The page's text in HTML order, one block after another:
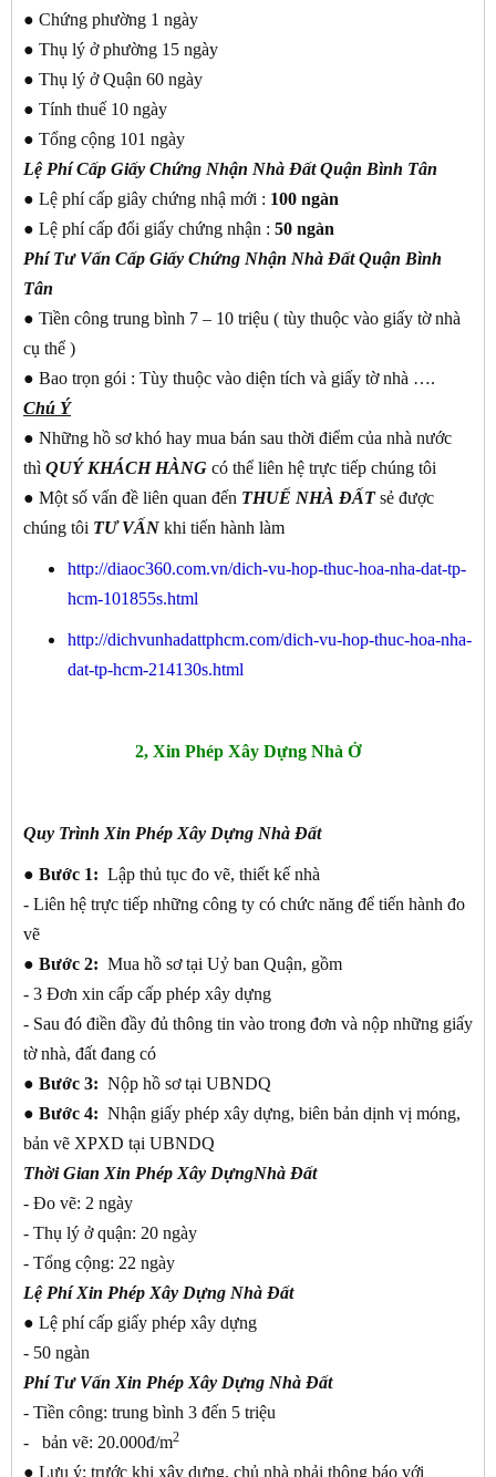
● Chứng phường 1 ngày
● Thụ lý ở phường 15 ngày
● Thụ lý ở Quận 60 ngày
● Tính thuế 10 ngày
● Tổng cộng 101 ngày
Lệ Phí Cấp Giấy Chứng Nhận Nhà Đất Quận Bình Tân
● Lệ phí cấp giây chứng nhậ mới : 100 ngàn
● Lệ phí cấp đổi giấy chứng nhận : 50 ngàn
Phí Tư Vấn Cấp Giấy Chứng Nhận Nhà Đất Quận Bình
Tân
● Tiền công trung bình 7 – 10 triệu ( tùy thuộc vào giấy tờ nhà
cụ thể )
● Bao trọn gói : Tùy thuộc vào diện tích và giấy tờ nhà ….
Chú Ý
● Những hồ sơ khó hay mua bán sau thời điểm của nhà nước
thì QUÝ KHÁCH HÀNG có thể liên hệ trực tiếp chúng tôi
● Một số vấn đề liên quan đến THUẾ NHÀ ĐẤTsẻ được
chúng tôi TƯ VẤN khi tiến hành làm
http://diaoc360.com.vn/dich-vu-hop-thuc-hoa-nha-dat-tp-
hcm-101855s.html
http://dichvunhadattphcm.com/dich-vu-hop-thuc-hoa-nha-
dat-tp-hcm-214130s.html
2, Xin Phép Xây Dựng Nhà Ở
Quy Trình Xin Phép Xây Dựng Nhà Đất
● Bước 1: Lập thủ tục đo vẽ, thiết kế nhà
- Liên hệ trực tiếp những công ty có chức năng để tiến hành đo
vẽ
● Bước 2: Mua hồ sơ tại Uỷ ban Quận, gồm
- 3 Đơn xin cấp cấp phép xây dựng
- Sau đó điền đầy đủ thông tin vào trong đơn và nộp những giấy
tờ nhà, đất đang có
● Bước 3: Nộp hồ sơ tại UBNDQ
● Bước 4: Nhận giấy phép xây dựng, biên bản dịnh vị móng,
bản vẽ XPXD tại UBNDQ
Thời Gian Xin Phép Xây DựngNhà Đất
- Đo vẽ: 2 ngày
- Thụ lý ở quận: 20 ngày
- Tổng cộng: 22 ngày
Lệ Phí Xin Phép Xây Dựng Nhà Đất
● Lệ phí cấp giấy phép xây dựng
- 50 ngàn
Phí Tư Vấn Xin Phép Xây Dựng Nhà Đất
- Tiền công: trung bình 3 đến 5 triệu
- bản vẽ: 20.000đ/m2
● Lưu ý: trước khi xây dựng, chủ nhà phải thông báo với